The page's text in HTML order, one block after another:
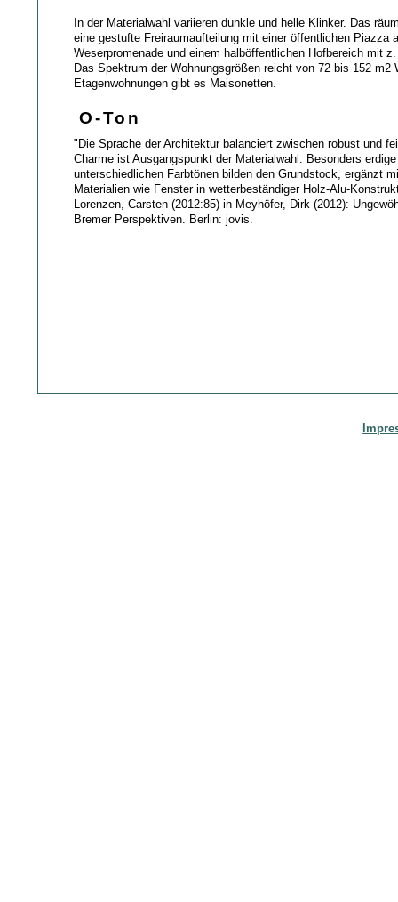
In der Materialwahl variieren dunkle und helle Klinker. Das
eine gestufte Freiraumaufteilung mit einer öffentlichen Piazza
Weserpromenade und einem halböffentlichen Hofbereich mit
Das Spektrum der Wohnungsgrößen reicht von 72 bis 152 m2
Etagenwohnungen gibt es Maisonetten.
O-Ton
"Die Sprache der Architektur balanciert zwischen robust und
Charme ist Ausgangspunkt der Materialwahl. Besonders
unterschiedlichen Farbtönen bilden den Grundstock, ergänzt
Materialien wie Fenster in wetterbeständiger Holz-Alu-
Lorenzen, Carsten (2012:85) in Meyhöfer, Dirk (2012):
Bremer Perspektiven. Berlin: jovis.